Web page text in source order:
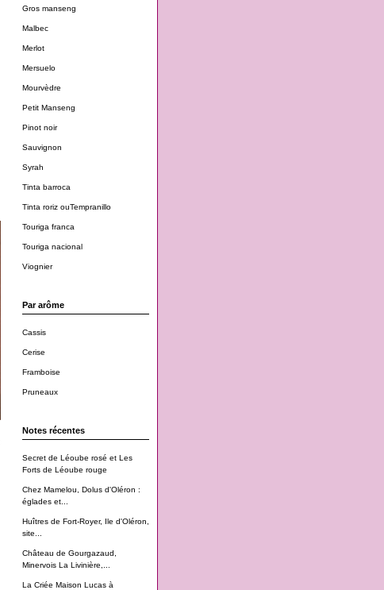
Gros manseng
Malbec
Merlot
Mersuelo
Mourvèdre
Petit Manseng
Pinot noir
Sauvignon
Syrah
Tinta barroca
Tinta roriz ouTempranillo
Touriga franca
Touriga nacional
Viognier
Par arôme
Cassis
Cerise
Framboise
Pruneaux
Notes récentes
Secret de Léoube rosé et Les
Forts de Léoube rouge
Chez Mamelou, Dolus d'Oléron :
églades et...
Huîtres de Fort-Royer, Ile d'Oléron,
site...
Château de Gourgazaud,
Minervois La Livinière,...
La Criée Maison Lucas à